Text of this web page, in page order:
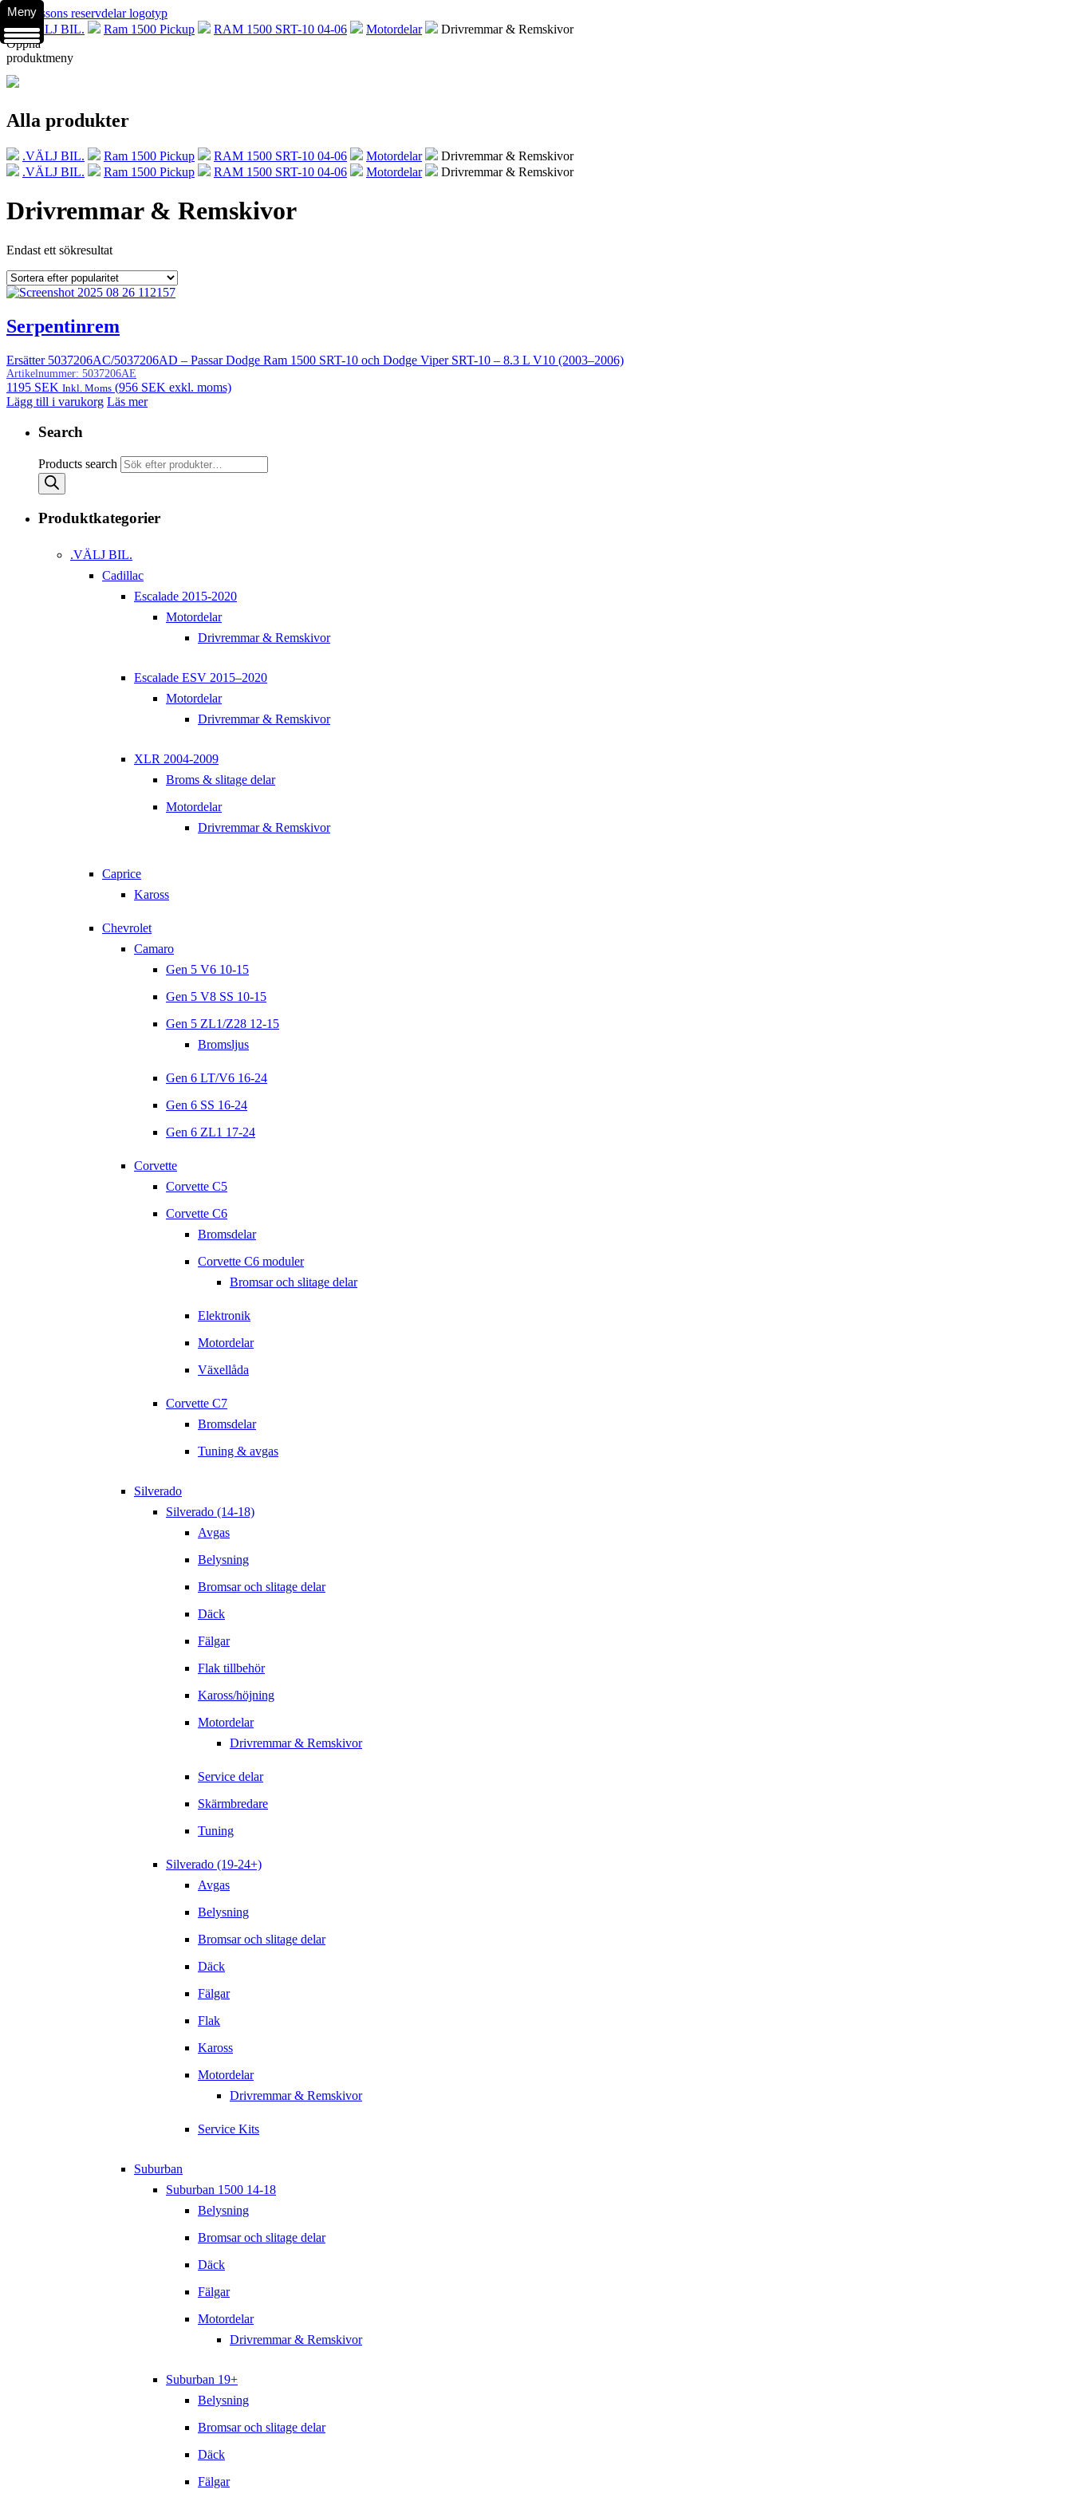
.VÄLJ BIL. Ram 1500 Pickup RAM 1500 SRT-10 04-06 Motordelar
Drivremmar & Remskivor
Öppna
produktmeny
Alla produkter
.VÄLJ BIL. Ram 1500 Pickup RAM 1500 SRT-10 04-06 Motordelar
Drivremmar & Remskivor
.VÄLJ BIL.
Ram 1500 Pickup RAM 1500 SRT-10 04-06 Motordelar Drivremmar & Remskivor
Drivremmar & Remskivor
Endast ett sökresultat
Serpentinrem
Ersätter 5037206AC/5037206AD – Passar Dodge Ram 1500 SRT-10 och Dodge Viper SRT-10 – 8.3 L V10 (2003–2006)
Artikelnummer: 5037206AE
1195 SEK Inkl. Moms (956 SEK exkl. moms)
Lägg till i varukorg Läs mer
Search
Products search
Produktkategorier
.VÄLJ BIL.
Cadillac
Escalade 2015-2020
Motordelar
Drivremmar & Remskivor
Escalade ESV 2015–2020
Motordelar
Drivremmar & Remskivor
XLR 2004-2009
Broms & slitage delar
Motordelar
Drivremmar & Remskivor
Caprice
Kaross
Chevrolet
Camaro
Gen 5 V6 10-15
Gen 5 V8 SS 10-15
Gen 5 ZL1/Z28 12-15
Bromsljus
Gen 6 LT/V6 16-24
Gen 6 SS 16-24
Gen 6 ZL1 17-24
Corvette
Corvette C5
Corvette C6
Bromsdelar
Corvette C6 moduler
Bromsar och slitage delar
Elektronik
Motordelar
Växellåda
Corvette C7
Bromsdelar
Tuning & avgas
Silverado
Silverado (14-18)
Avgas
Belysning
Bromsar och slitage delar
Däck
Fälgar
Flak tillbehör
Kaross/höjning
Motordelar
Drivremmar & Remskivor
Service delar
Skärmbredare
Tuning
Silverado (19-24+)
Avgas
Belysning
Bromsar och slitage delar
Däck
Fälgar
Flak
Kaross
Motordelar
Drivremmar & Remskivor
Service Kits
Suburban
Suburban 1500 14-18
Belysning
Bromsar och slitage delar
Däck
Fälgar
Motordelar
Drivremmar & Remskivor
Suburban 19+
Belysning
Bromsar och slitage delar
Däck
Fälgar
Meny